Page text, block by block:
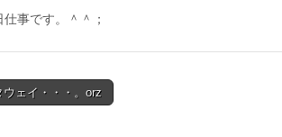
事です。＾＾；
ェイ・・・。orz